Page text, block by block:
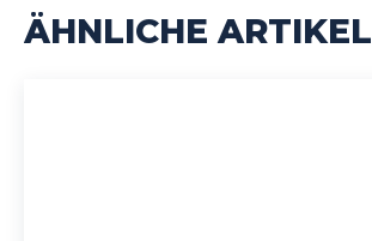
ÄHNLICHE ARTIKEL